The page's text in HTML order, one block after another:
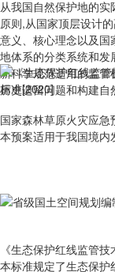
从我国自然保护地的
原则,从国家顶层设计
意义、核心理念以及
地体系的分类系统和
新科学规范适用的监
历史遗留问题和构建自
国家森林草原火灾应急
本预案适用于我国境内
《生态保护红线监管
本标准规定了生态保